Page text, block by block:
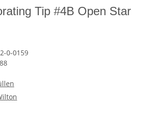
Tip #4B Open Star
0-0159